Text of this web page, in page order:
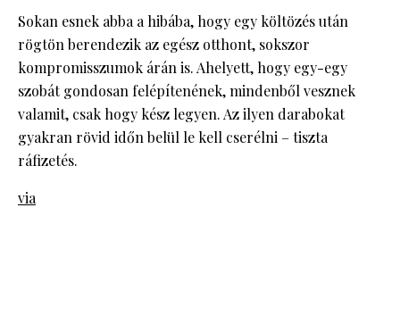
Sokan esnek abba a hibába, hogy egy költözés után
rögtön berendezik az egész otthont, sokszor
kompromisszumok árán is. Ahelyett, hogy egy-egy
szobát gondosan felépítenének, mindenből vesznek
valamit, csak hogy kész legyen. Az ilyen darabokat
gyakran rövid időn belül le kell cserélni – tiszta
ráfizetés.
via